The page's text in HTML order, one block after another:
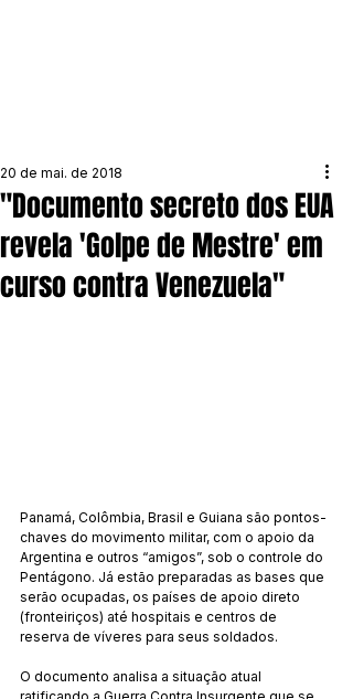
"Documento secreto dos EUA
revela 'Golpe de Mestre' em
curso contra Venezuela"
20 de mai. de 2018
Panamá, Colômbia, Brasil e Guiana são pontos-
chaves do movimento militar, com o apoio da
Argentina e outros “amigos”, sob o controle do
Pentágono. Já estão preparadas as bases que
serão ocupadas, os países de apoio direto
(fronteiriços) até hospitais e centros de
reserva de víveres para seus soldados.
O documento analisa a situação atual